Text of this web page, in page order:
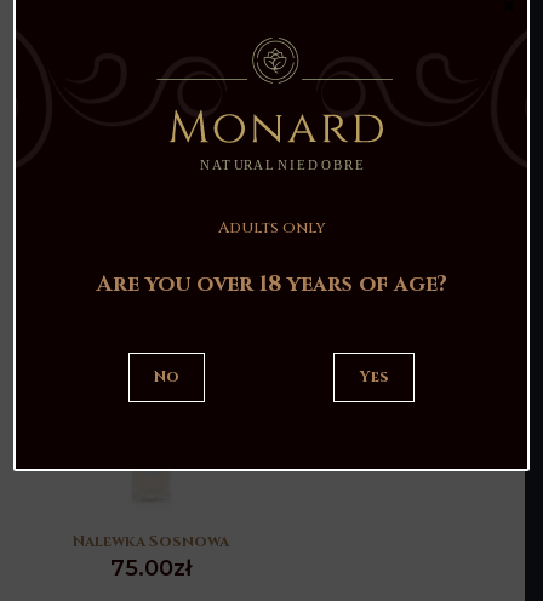
Wyprzedane
Nalewka Sosnowa
75.00zł
Adults only
Are you over 18 years of age?
No Yes